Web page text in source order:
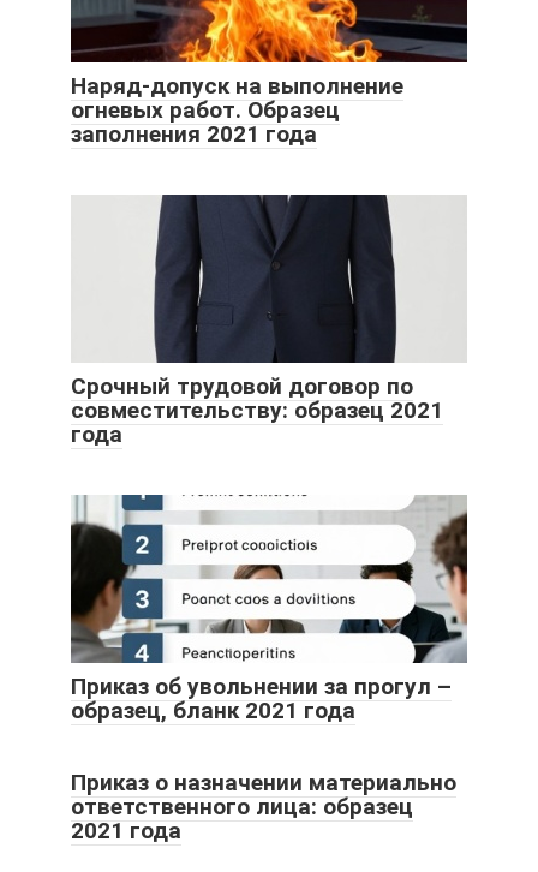
Наряд-допуск на выполнение
огневых работ. Образец
заполнения 2021 года
Срочный трудовой договор по
совместительству: образец 2021
года
Приказ об увольнении за прогул –
образец, бланк 2021 года
Приказ о назначении материально
ответственного лица: образец
2021 года